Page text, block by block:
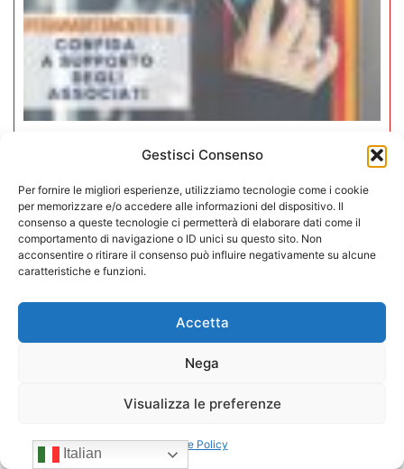
Gestisci Consenso
Per fornire le migliori esperienze, utilizziamo tecnologie come i cookie
per memorizzare e/o accedere alle informazioni del dispositivo. Il
consenso a queste tecnologie ci permetterà di elaborare dati come il
comportamento di navigazione o ID unici su questo sito. Non
acconsentire o ritirare il consenso può influire negativamente su alcune
caratteristiche e funzioni.
Accetta
Nega
Visualizza le preferenze
Cookie Policy
Iperammortamento 5.0. CONFIDA
apre uno sportello dedicato per gli
associati
27/07/2026
Italian